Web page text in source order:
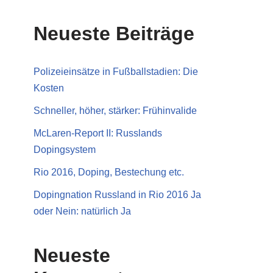
Neueste Beiträge
Polizeieinsätze in Fußballstadien: Die
Kosten
Schneller, höher, stärker: Frühinvalide
McLaren-Report II: Russlands
Dopingsystem
Rio 2016, Doping, Bestechung etc.
Dopingnation Russland in Rio 2016 Ja
oder Nein: natürlich Ja
Neueste